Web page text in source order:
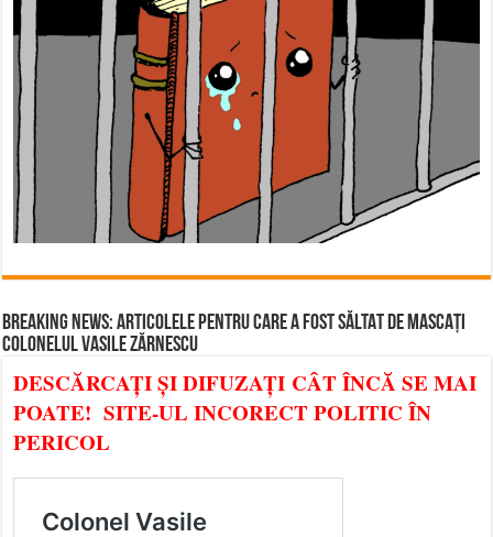
BREAKING NEWS: ARTICOLELE PENTRU CARE A FOST SĂLTAT DE MASCAȚI
COLONELUL VASILE ZĂRNESCU
DESCĂRCAȚI ȘI DIFUZAȚI CÂT ÎNCĂ SE MAI
POATE! SITE-UL INCORECT POLITIC ÎN
PERICOL